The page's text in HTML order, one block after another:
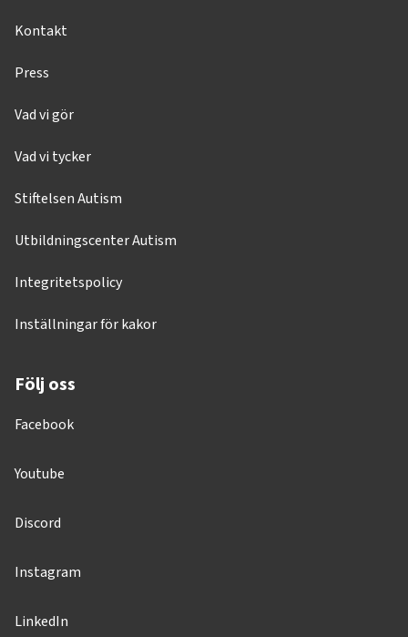
Kontakt
Press
Vad vi gör
Vad vi tycker
Stiftelsen Autism
Utbildningscenter Autism
Integritetspolicy
Inställningar för kakor
Följ oss
Facebook
Youtube
Discord
Instagram
LinkedIn